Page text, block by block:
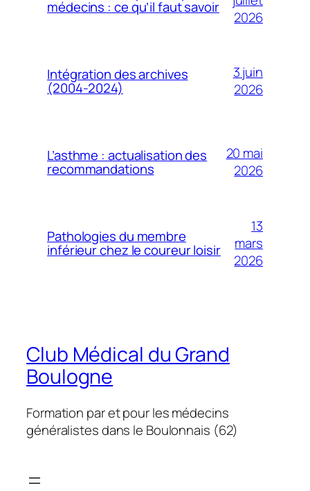
médecins : ce qu’il faut savoir
2026
Intégration des archives
(2004-2024)
3 juin
2026
L’asthme : actualisation des
recommandations
20 mai
2026
Pathologies du membre
inférieur chez le coureur loisir
13
mars
2026
Club Médical du Grand
Boulogne
Formation par et pour les médecins
généralistes dans le Boulonnais (62)